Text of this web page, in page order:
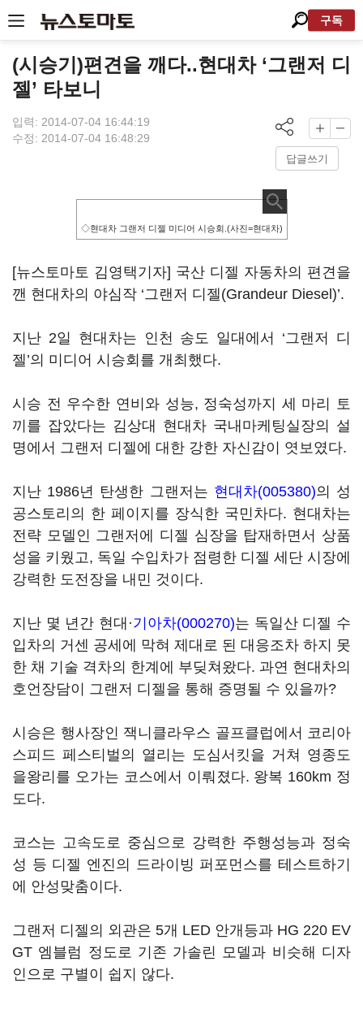
구독
(시승기)편견을 깨다..현대차 ‘그랜저 디
젤’ 타보니
입력: 2014-07-04 16:44:19
수정: 2014-07-04 16:48:29
답글쓰기
◇현대차 그랜저 디젤 미디어 시승회.(사진=현대차)
[뉴스토마토 김영택기자] 국산 디젤 자동차의 편견을
깬 현대차의 야심작 ‘그랜저 디젤(Grandeur Diesel)’.
지난 2일 현대차는 인천 송도 일대에서 ‘그랜저 디
젤’의 미디어 시승회를 개최했다.
시승 전 우수한 연비와 성능, 정숙성까지 세 마리 토
끼를 잡았다는 김상대 현대차 국내마케팅실장의 설
명에서 그랜저 디젤에 대한 강한 자신감이 엿보였다.
지난 1986년 탄생한 그랜저는 현대차(005380)의 성
공스토리의 한 페이지를 장식한 국민차다. 현대차는
전략 모델인 그랜저에 디젤 심장을 탑재하면서 상품
성을 키웠고, 독일 수입차가 점령한 디젤 세단 시장에
강력한 도전장을 내민 것이다.
지난 몇 년간 현대·기아차(000270)는 독일산 디젤 수
입차의 거센 공세에 막혀 제대로 된 대응조차 하지 못
한 채 기술 격차의 한계에 부딪쳐왔다. 과연 현대차의
호언장담이 그랜저 디젤을 통해 증명될 수 있을까?
시승은 행사장인 잭니클라우스 골프클럽에서 코리아
스피드 페스티벌의 열리는 도심서킷을 거쳐 영종도
을왕리를 오가는 코스에서 이뤄졌다. 왕복 160km 정
도다.
코스는 고속도로 중심으로 강력한 주행성능과 정숙
성 등 디젤 엔진의 드라이빙 퍼포먼스를 테스트하기
에 안성맞춤이다.
그랜저 디젤의 외관은 5개 LED 안개등과 HG 220 EV
GT 엠블럼 정도로 기존 가솔린 모델과 비슷해 디자
인으로 구별이 쉽지 않다.